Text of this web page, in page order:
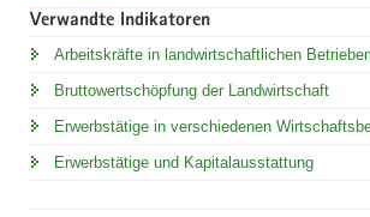
Verwandte Indikatoren
Arbeitskräfte in landwirtschaftlichen
Bruttowertschöpfung der Landwirtschaft
Erwerbstätige in verschiedenen
Erwerbstätige und Kapitalausstattung